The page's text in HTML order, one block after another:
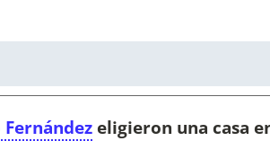
eligieron una casa